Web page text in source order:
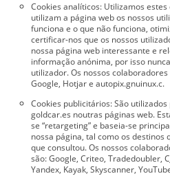
Cookies analíticos: Utilizamos
utilizam a página web os nossos
funciona e o que não funciona,
certificar-nos que os nossos
nossa página web interessante e
informação anónima, por isso
utilizador. Os nossos
Google, Hotjar e autopix.gnuinux.c.
Cookies publicitários: São
goldcar.es noutras páginas web.
se “retargeting” e baseia-se
nossa página, tal como os destinos
que consultou. Os nossos
são: Google, Criteo, Tradedoubler,
Yandex, Kayak, Skyscanner,